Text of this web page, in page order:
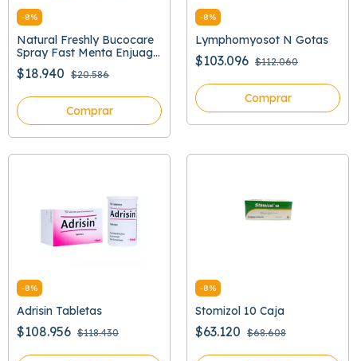
-8%
Natural Freshly Bucocare
Spray Fast Menta Enjuage
Bucal
$18.940 $20.586
Comprar
-8%
Lymphomyosot N Gotas
$103.096 $112.060
Comprar
-8%
Adrisin Tabletas
$108.956 $118.430
-8%
Stomizol 10 Caja
$63.120 $68.608